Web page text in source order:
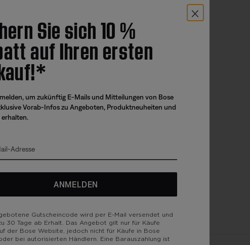
Angebote
Corporate Gifting
Kaufportal für Partner und Mitarbeiter
Generalüberholte Produkte mit
Reseller Portal
×
Sie sich 10 %
auf Ihren ersten
um zukünftig E-Mails und Mitteilungen von Bose
Vorab-Infos zu Angeboten, Produktneuheiten und
erhalten.
Adresse
ANMELDEN
Gutscheincode wird per E-Mail versendet und
30 Tage ab Erhalt. Das Angebot gilt nur für Käufe
der Bose Website, jedoch nicht für Käufe in Bose
bei autorisierten Händlern. Eine Barauszahlung ist